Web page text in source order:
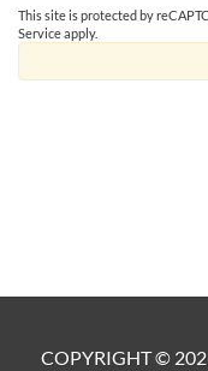
This site is protected by
Serviceapply.
COPYRIGHT ©